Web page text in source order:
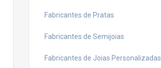
Fabricantes de Pratas
Fabricantes de Semijoias
Fabricantes de Joias Personalizadas